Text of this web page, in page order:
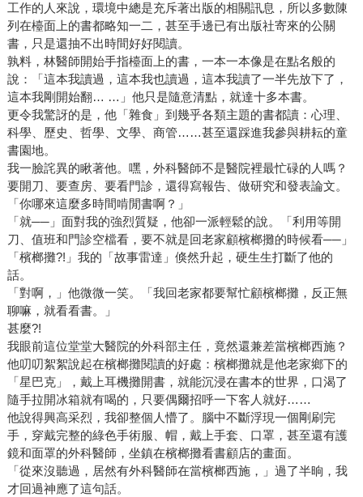
工作的人來說，環境中總是充斥著出版的相關訊息，所以多數陳
列在檯面上的書都略知一二，甚至手邊已有出版社寄來的公關
書，只是還抽不出時間好好閱讀。
孰料，林醫師開始手指檯面上的書，一本一本像是在點名般的
說：「這本我讀過，這本我也讀過，這本我讀了一半先放下了，
這本我剛開始翻… …」他只是隨意清點，就達十多本書。
更令我驚訝的是，他「雜食」到幾乎各類主題的書都讀：心理、
科學、歷史、哲學、文學、商管……甚至還踩進我參與耕耘的童
書園地。
我一臉詫異的瞅著他。嘿，外科醫師不是醫院裡最忙碌的人嗎？
要開刀、要查房、要看門診，還得寫報告、做研究和發表論文。
「你哪來這麼多時間啃閒書啊？」
「就──」面對我的強烈質疑，他卻一派輕鬆的說。「利用等開
刀、值班和門診空檔看，要不就是回老家顧檳榔攤的時候看──」
「檳榔攤?!」我的「故事雷達」倏然升起，硬生生打斷了他的
話。
「對啊，」他微微一笑。「我回老家都要幫忙顧檳榔攤，反正無
聊嘛，就看看書。」
甚麼?!
我眼前這位堂堂大醫院的外科部主任，竟然還兼差當檳榔西施？
他叨叨絮絮說起在檳榔攤閱讀的好處：檳榔攤就是他老家鄉下的
「星巴克」，戴上耳機攤開書，就能沉浸在書本的世界，口渴了
隨手拉開冰箱就有喝的，只要偶爾招呼一下客人就好……
他說得興高采烈，我卻整個人懵了。腦中不斷浮現一個剛刷完
手，穿戴完整的綠色手術服、帽，戴上手套、口罩，甚至還有護
鏡和面罩的外科醫師，坐鎮在檳榔攤看書顧店的畫面。
「從來沒聽過，居然有外科醫師在當檳榔西施，」過了半晌，我
才回過神應了這句話。